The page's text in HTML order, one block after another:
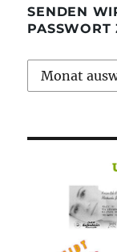
SENDEN